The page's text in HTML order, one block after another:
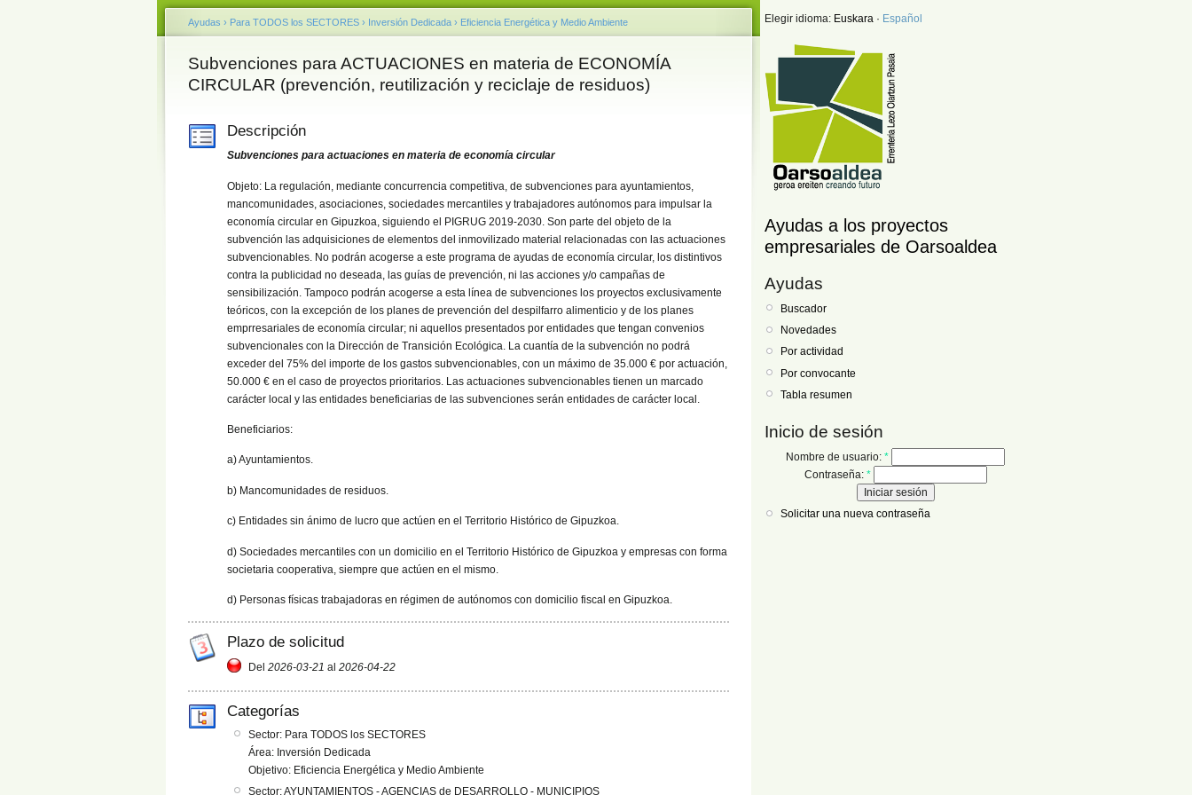
Ayudas › Para TODOS los SECTORES › Inversión Dedicada › Eficiencia Energética y Medio Ambiente
Subvenciones para ACTUACIONES en materia de ECONOMÍA
CIRCULAR (prevención, reutilización y reciclaje de residuos)
Descripción
Subvenciones para actuaciones en materia de economía circular
Objeto: La regulación, mediante concurrencia competitiva, de subvenciones para ayuntamientos,
mancomunidades, asociaciones, sociedades mercantiles y trabajadores autónomos para impulsar la
economía circular en Gipuzkoa, siguiendo el PIGRUG 2019-2030. Son parte del objeto de la
subvención las adquisiciones de elementos del inmovilizado material relacionadas con las actuaciones
subvencionables. No podrán acogerse a este programa de ayudas de economía circular, los distintivos
contra la publicidad no deseada, las guías de prevención, ni las acciones y/o campañas de
sensibilización. Tampoco podrán acogerse a esta línea de subvenciones los proyectos exclusivamente
teóricos, con la excepción de los planes de prevención del despilfarro alimenticio y de los planes
emprresariales de economía circular; ni aquellos presentados por entidades que tengan convenios
subvencionales con la Dirección de Transición Ecológica. La cuantía de la subvención no podrá
exceder del 75% del importe de los gastos subvencionables, con un máximo de 35.000 € por actuación,
50.000 € en el caso de proyectos prioritarios. Las actuaciones subvencionables tienen un marcado
carácter local y las entidades beneficiarias de las subvenciones serán entidades de carácter local.
Beneficiarios:
a) Ayuntamientos.
b) Mancomunidades de residuos.
c) Entidades sin ánimo de lucro que actúen en el Territorio Histórico de Gipuzkoa.
d) Sociedades mercantiles con un domicilio en el Territorio Histórico de Gipuzkoa y empresas con forma
societaria cooperativa, siempre que actúen en el mismo.
d) Personas físicas trabajadoras en régimen de autónomos con domicilio fiscal en Gipuzkoa.
Plazo de solicitud
Del 2026-03-21 al 2026-04-22
Categorías
Sector: Para TODOS los SECTORES
Área: Inversión Dedicada
Objetivo: Eficiencia Energética y Medio Ambiente
Sector: AYUNTAMIENTOS - AGENCIAS de DESARROLLO - MUNICIPIOS
Elegir idioma: Euskara · Español
Ayudas a los proyectos
empresariales de Oarsoaldea
Ayudas
Buscador
Novedades
Por actividad
Por convocante
Tabla resumen
Inicio de sesión
Nombre de usuario: *
Contraseña: *
Solicitar una nueva contraseña